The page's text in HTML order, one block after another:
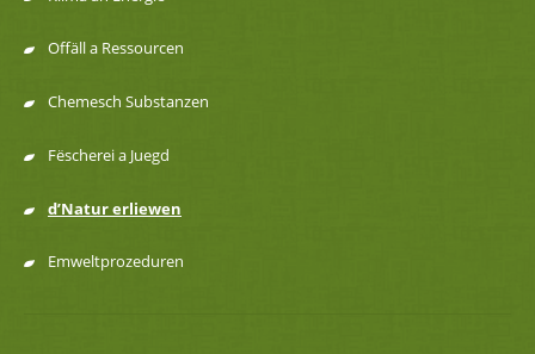
Offäll a Ressourcen
Chemesch Substanzen
Fëscherei a Juegd
d’Natur erliewen
Emweltprozeduren